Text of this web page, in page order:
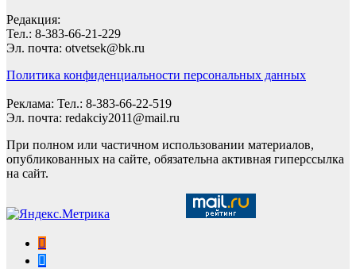
Редакция:
Тел.: 8-383-66-21-229
Эл. почта: otvetsek@bk.ru
Политика конфиденциальности персональных данных
Реклама: Тел.: 8-383-66-22-519
Эл. почта: redakciy2011@mail.ru
При полном или частичном использовании материалов,
опубликованных на сайте, обязательна активная гиперссылка
на сайт.